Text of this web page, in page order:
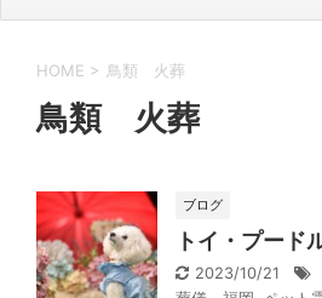
HOME > 鳥類 火葬
鳥類 火葬
ブログ
トイ・プード
2023/10/21